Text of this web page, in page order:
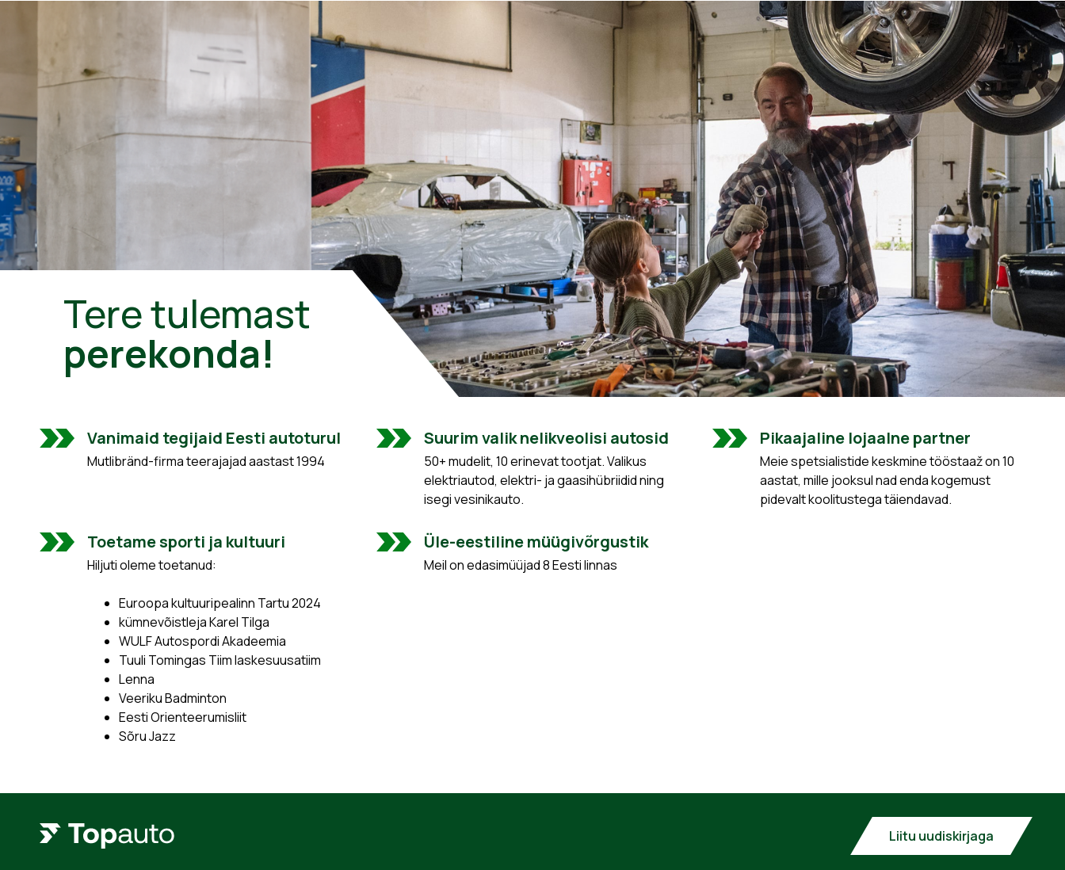
Tere tulemast
perekonda!
Vanimaid tegijaid Eesti autoturul
Mutlibränd-firma teerajajad aastast 1994
Suurim valik nelikveolisi autosid
50+ mudelit, 10 erinevat tootjat. Valikus
elektriautod, elektri- ja gaasihübriidid ning
isegi vesinikauto.
Pikaajaline lojaalne partner
Meie spetsialistide keskmine tööstaaž on 10
aastat, mille jooksul nad enda kogemust
pidevalt koolitustega täiendavad.
Toetame sporti ja kultuuri
Hiljuti oleme toetanud:
Euroopa kultuuripealinn Tartu 2024
kümnevõistleja Karel Tilga
WULF Autospordi Akadeemia
Tuuli Tomingas Tiim laskesuusatiim
Lenna
Veeriku Badminton
Eesti Orienteerumisliit
Sõru Jazz
Üle-eestiline müügivõrgustik
Meil on edasimüüjad 8 Eesti linnas
Liitu uudiskirjaga